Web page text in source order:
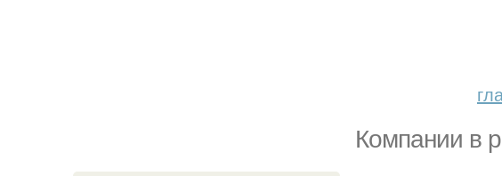
Компании в